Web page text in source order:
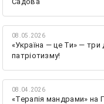
08.05.2026
«Україна — це Ти» — три
патріотизму!
08.04.2026
«Терапія мандрами» на